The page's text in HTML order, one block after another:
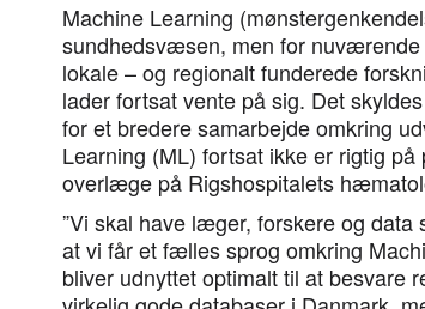
Machine Learning
sundhedsvæsen, men for
lokale – og regionalt funderede
lader fortsat vente på sig. Det
for et bredere samarbejde omkring
Learning (ML) fortsat ikke er rigtig
overlæge på Rigshospitalets
”Vi skal have læger, forskere og
at vi får et fælles sprog omkring
bliver udnyttet optimalt til at besvare